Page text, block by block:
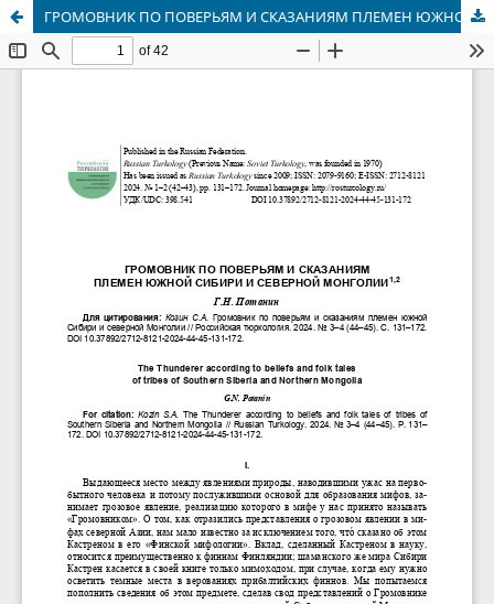
ГРОМОВНИК ПО ПОВЕРЬЯМ И СКАЗАНИЯМ ПЛЕМЕН ЮЖНОЙ СИБИРИ И СЕВЕРНОЙ МОНГОЛИИ